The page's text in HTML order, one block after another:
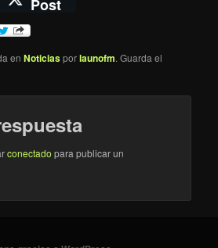
Post
enNoticiasporlaunofm. Guarda el
conectado para publicar un